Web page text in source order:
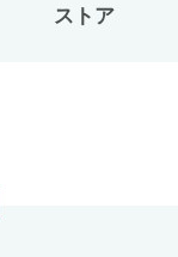
ストア